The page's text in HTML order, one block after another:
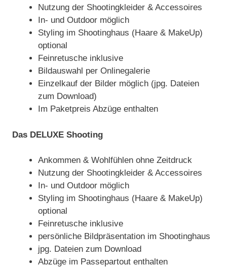
Nutzung der Shootingkleider & Accessoires
In- und Outdoor möglich
Styling im Shootinghaus (Haare & MakeUp)
optional
Feinretusche inklusive
Bildauswahl per Onlinegalerie
Einzelkauf der Bilder möglich (jpg. Dateien
zum Download)
Im Paketpreis Abzüge enthalten
Das DELUXE Shooting
Ankommen & Wohlfühlen ohne Zeitdruck
Nutzung der Shootingkleider & Accessoires
In- und Outdoor möglich
Styling im Shootinghaus (Haare & MakeUp)
optional
Feinretusche inklusive
persönliche Bildpräsentation im Shootinghaus
jpg. Dateien zum Download
Abzüge im Passepartout enthalten